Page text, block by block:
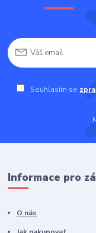
Souhlasím se
Informace pro
O nás